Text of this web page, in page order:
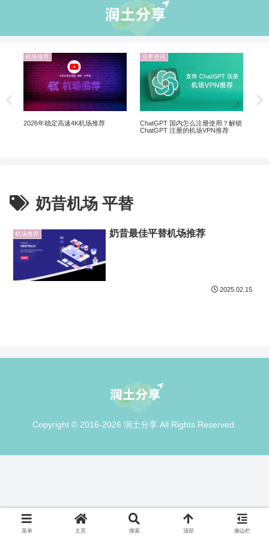
机场推荐
2026年稳定高速4K机场推荐
业界资讯
ChatGPT 国内怎么注册使用？解锁
ChatGPT 注册的机场VPN推荐
奶昔机场 平替
机场推荐 奶昔最佳平替机场推荐
2025.02.15
Copyright © 2016-2026 润土分享 All Rights Reserved.
菜单 主页 搜索 顶部 侧边栏